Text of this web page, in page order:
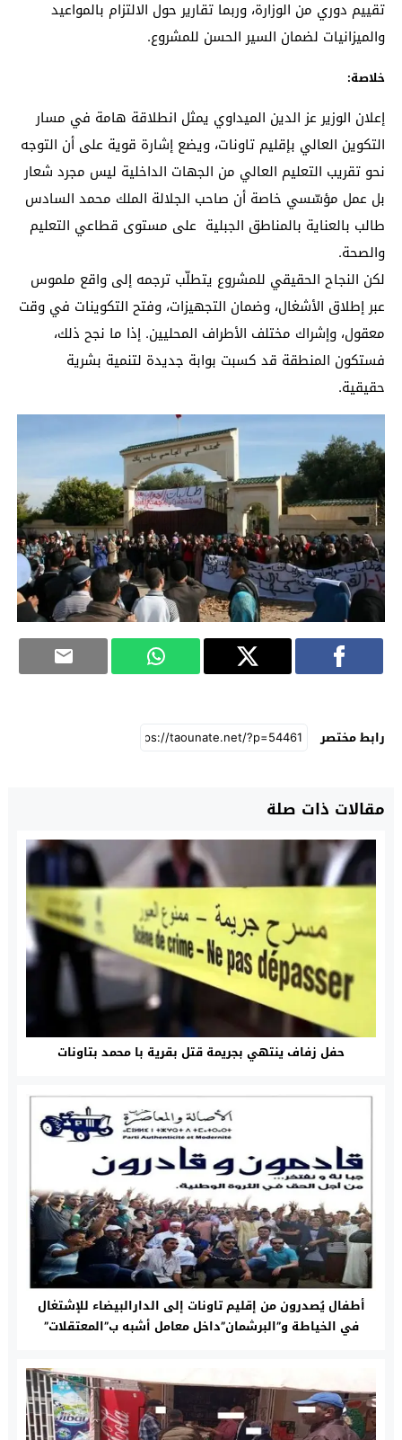
تقييم دوري من الوزارة، وربما تقارير حول الالتزام بالمواعيد
والميزانيات لضمان السير الحسن للمشروع.
خلاصة:
إعلان الوزير عز الدين الميداوي يمثل انطلاقة هامة في مسار
التكوين العالي بإقليم تاونات، ويضع إشارة قوية على أن التوجه
نحو تقريب التعليم العالي من الجهات الداخلية ليس مجرد شعار
بل عمل مؤسّسي خاصة أن صاحب الجلالة الملك محمد السادس
طالب بالعناية بالمناطق الجبلية على مستوى قطاعي التعليم
والصحة.
لكن النجاح الحقيقي للمشروع يتطلّب ترجمه إلى واقع ملموس
عبر إطلاق الأشغال، وضمان التجهيزات، وفتح التكوينات في وقت
معقول، وإشراك مختلف الأطراف المحليين. إذا ما نجح ذلك،
فستكون المنطقة قد كسبت بوابة جديدة لتنمية بشرية
حقيقية.
رابط مختصر
مقالات ذات صلة
حفل زفاف ينتهي بجريمة قتل بقرية با محمد‎ بتاونات
أطفال يُصدرون من إقليم تاونات إلى الدارالبيضاء للإشتغال
في الخياطة و”البرشمان”داخل معامل أشبه ب”المعتقلات”